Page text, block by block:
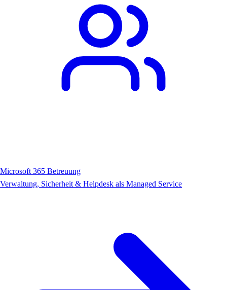
Microsoft 365 Betreuung
Verwaltung, Sicherheit & Helpdesk als Managed Service